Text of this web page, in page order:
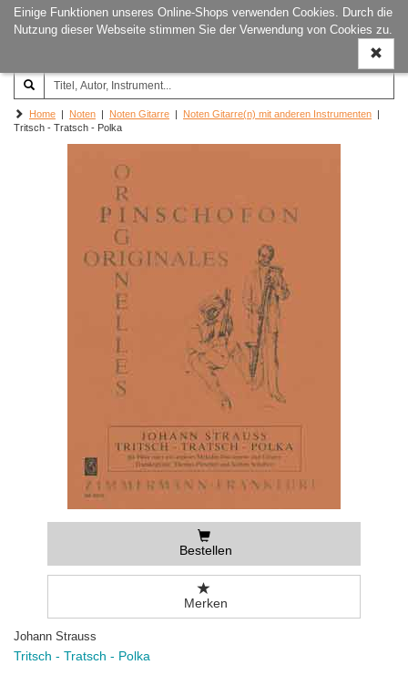
Einige Funktionen unseres Online-Shops verwenden Cookies. Durch die
Nutzung dieser Webseite stimmen Sie der Verwendung von Cookies zu.
ein-/
Joachim‐Trekel‐Musikverlag,
Hamburg
Home | Noten | Noten Gitarre | Noten Gitarre(n) mit anderen Instrumenten |
Tritsch - Tratsch - Polka
Bestellen
Merken
Johann Strauss
Tritsch - Tratsch - Polka